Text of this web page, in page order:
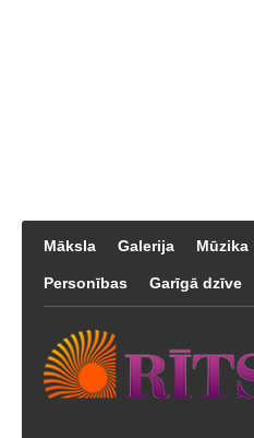
Māksla Galerija Mūzika
Personības Garīgā dzīve